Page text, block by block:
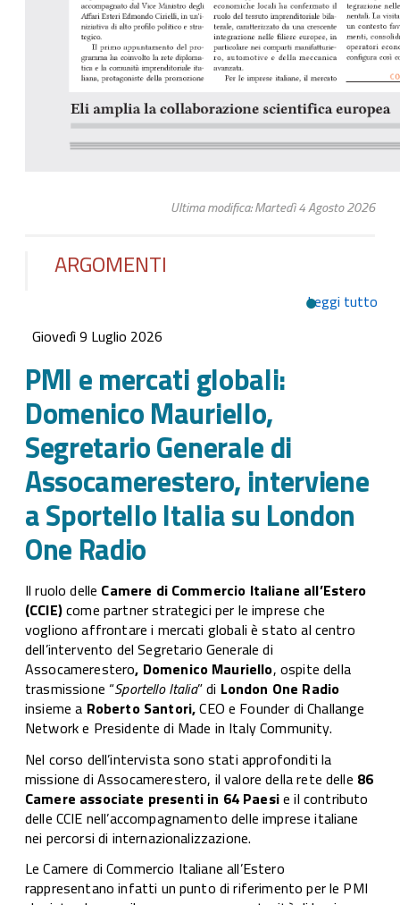
Ultima modifica: Martedì 4 Agosto 2026
ARGOMENTI
Leggi tutto
Giovedì 9 Luglio 2026
PMI e mercati globali:
Domenico Mauriello,
Segretario Generale di
Assocamerestero, interviene
a Sportello Italia su London
One Radio
Il ruolo delle Camere di Commercio Italiane all’Estero
(CCIE)come partner strategici per le imprese che
vogliono affrontare i mercati globali è stato al centro
dell’intervento del Segretario Generale di
Assocamerestero, Domenico Mauriello, ospite della
trasmissione “Sportello Italia” di London One Radio
insieme a Roberto Santori,CEO e Founder di Challange
Network e Presidente di Made in Italy Community.
Nel corso dell’intervista sono stati approfonditi la
missione di Assocamerestero, il valore della rete delle 86
Camere associate presenti in 64 Paesie il contributo
delle CCIE nell’accompagnamento delle imprese italiane
nei percorsi di internazionalizzazione.
Le Camere di Commercio Italiane all’Estero
rappresentano infatti un punto di riferimento per le PMI